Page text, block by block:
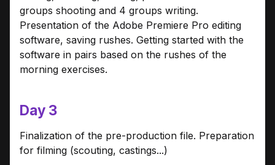
groups shooting and 4 groups writing.
Presentation of the Adobe Premiere Pro editing
software, saving rushes. Getting started with the
software in pairs based on the rushes of the
morning exercises.
Day 3
Finalization of the pre-production file. Preparation
for filming (scouting, castings...)